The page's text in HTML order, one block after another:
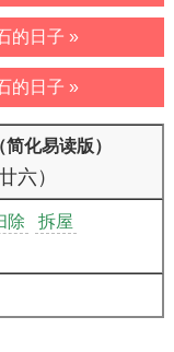
的日子 »
的日子 »
化易读版）
六）
除
拆屋